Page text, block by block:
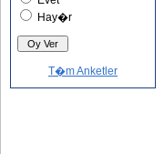
Hay�r
T�m Anketler